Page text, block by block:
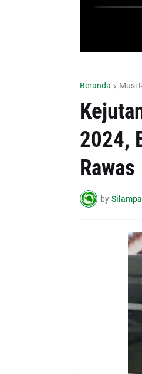
Beranda Musi
2024,
Rawas
by